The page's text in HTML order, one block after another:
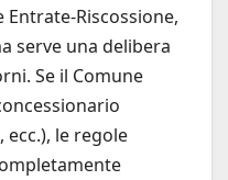
Riscossione,
serve una delibera
Se il Comune
ecc.), le regole